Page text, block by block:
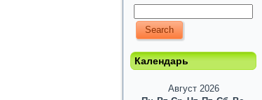
Календарь
Август 2026